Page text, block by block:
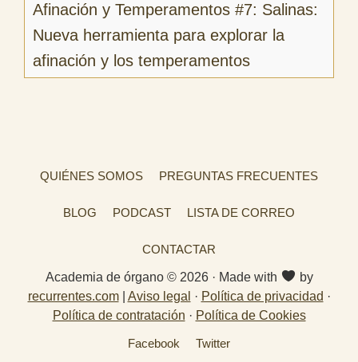
Afinación y Temperamentos #7: Salinas:
Nueva herramienta para explorar la
afinación y los temperamentos
QUIÉNES SOMOS PREGUNTAS FRECUENTES
BLOG PODCAST LISTA DE CORREO
CONTACTAR
Academia de órgano © 2026 · Made with
by
recurrentes.com| Aviso legal · Política de privacidad ·
Política de contratación · Política de Cookies
Facebook Twitter